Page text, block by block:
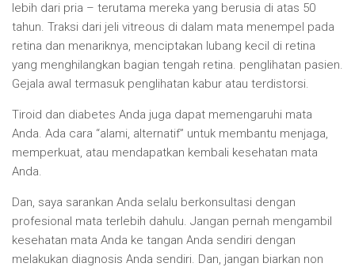
lebih dari pria – terutama mereka yang berusia di atas 50
tahun. Traksi dari jeli vitreous di dalam mata menempel pada
retina dan menariknya, menciptakan lubang kecil di retina
yang menghilangkan bagian tengah retina. penglihatan pasien.
Gejala awal termasuk penglihatan kabur atau terdistorsi.
Tiroid dan diabetes Anda juga dapat memengaruhi mata
Anda. Ada cara “alami, alternatif” untuk membantu menjaga,
memperkuat, atau mendapatkan kembali kesehatan mata
Anda.
Dan, saya sarankan Anda selalu berkonsultasi dengan
profesional mata terlebih dahulu. Jangan pernah mengambil
kesehatan mata Anda ke tangan Anda sendiri dengan
melakukan diagnosis Anda sendiri. Dan, jangan biarkan non